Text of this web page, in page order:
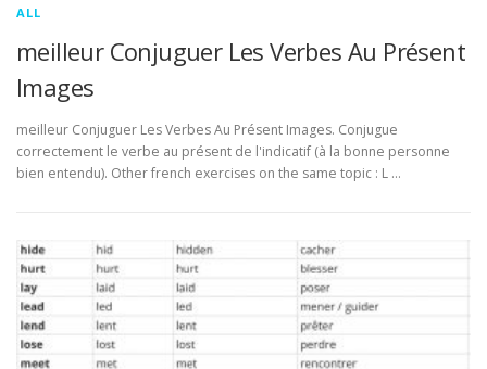
ALL
meilleur Conjuguer Les Verbes Au Présent
Images
meilleur Conjuguer Les Verbes Au Présent Images. Conjugue
correctement le verbe au présent de l'indicatif (à la bonne personne
bien entendu). Other french exercises on the same topic : L …